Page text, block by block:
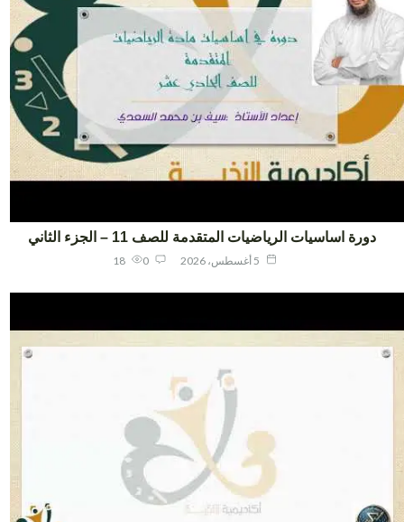
دورة اساسيات الرياضيات المتقدمة للصف 11 – الجزء الثاني
18